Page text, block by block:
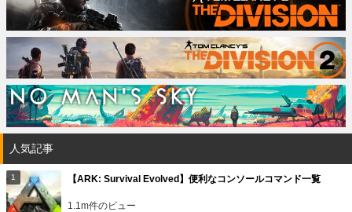
人気記事
【ARK: Survival Evolved】便利なコンソールコマンド一覧
1.1m件のビュー